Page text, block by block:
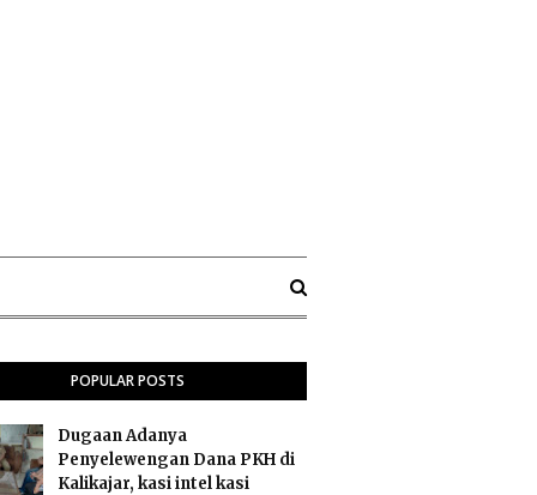
POPULAR POSTS
Dugaan Adanya
Penyelewengan Dana PKH di
Kalikajar, kasi intel kasi